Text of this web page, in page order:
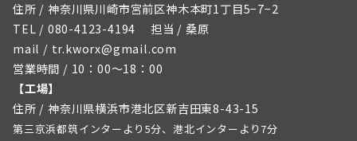
住所 / 神奈川県川崎市宮前区神木本町1丁目5−7−2
TEL / 080-4123-4194 担当 / 桑原
mail / tr.kworx@gmail.com
営業時間 / 10：00～18：00
【工場】
住所 / 神奈川県横浜市港北区新吉田東8-43-15
第三京浜都筑インターより5分、港北インターより7分